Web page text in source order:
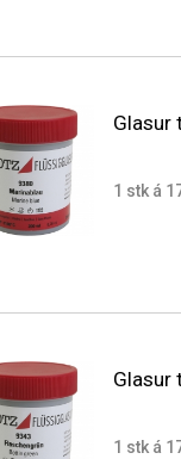
Glasur
1 stk á
Glasur
1 stk á